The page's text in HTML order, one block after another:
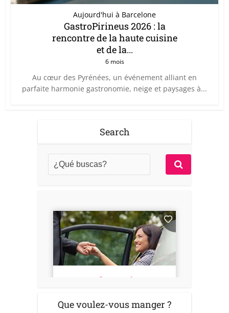
Aujourd'hui à Barcelone
GastroPirineus 2026 : la
rencontre de la haute cuisine
et de la...
6 mois
Au cœur des Pyrénées, un événement alliant en
parfaite harmonie gastronomie, neige et paysages à...
Search
Que voulez-vous manger ?